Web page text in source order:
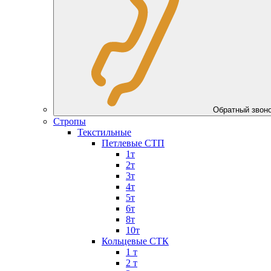
Обратный
Стропы
Текстильные
Петлевые СТП
1т
2т
3т
4т
5т
6т
8т
10т
Кольцевые СТК
1 т
2 т